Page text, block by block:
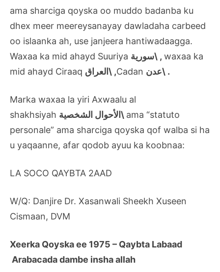
ama sharciga qoyska oo muddo badanba ku
dhex meer meereysanayay dawladaha carbeed
oo islaanka ah, use janjeera hantiwadaagga.
Waxaa ka mid ahayd Suuriya
سورية\ , waxaa ka
mid ahayd Ciraaq
العراق\ ,Cadan عدن\ .
Marka waxaa la yiri Axwaalu al
shakhsiyah
الأحوال الشخصية\ ama “statuto
personale” ama sharciga qoyska qof walba si ha
u yaqaanne, afar qodob ayuu ka koobnaa:
LA SOCO QAYBTA 2AAD
W/Q: Danjire Dr. Xasanwali Sheekh Xuseen
Cismaan, DVM
Xeerka Qoyska ee 1975 – Qaybta Labaad
Arabacada dambe insha allah